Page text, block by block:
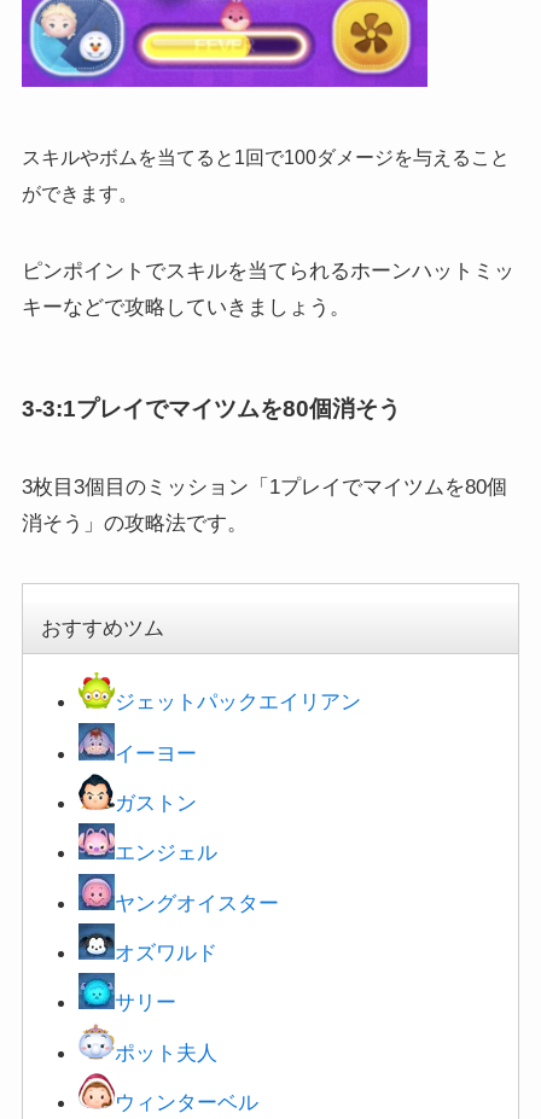
スキルやボムを当てると1回で100ダメージを与えること
ができます。
ピンポイントでスキルを当てられるホーンハットミッ
キーなどで攻略していきましょう。
3-3:1プレイでマイツムを80個消そう
3枚目3個目のミッション「1プレイでマイツムを80個
消そう」の攻略法です。
おすすめツム
ジェットパックエイリアン
イーヨー
ガストン
エンジェル
ヤングオイスター
オズワルド
サリー
ポット夫人
ウィンターベル